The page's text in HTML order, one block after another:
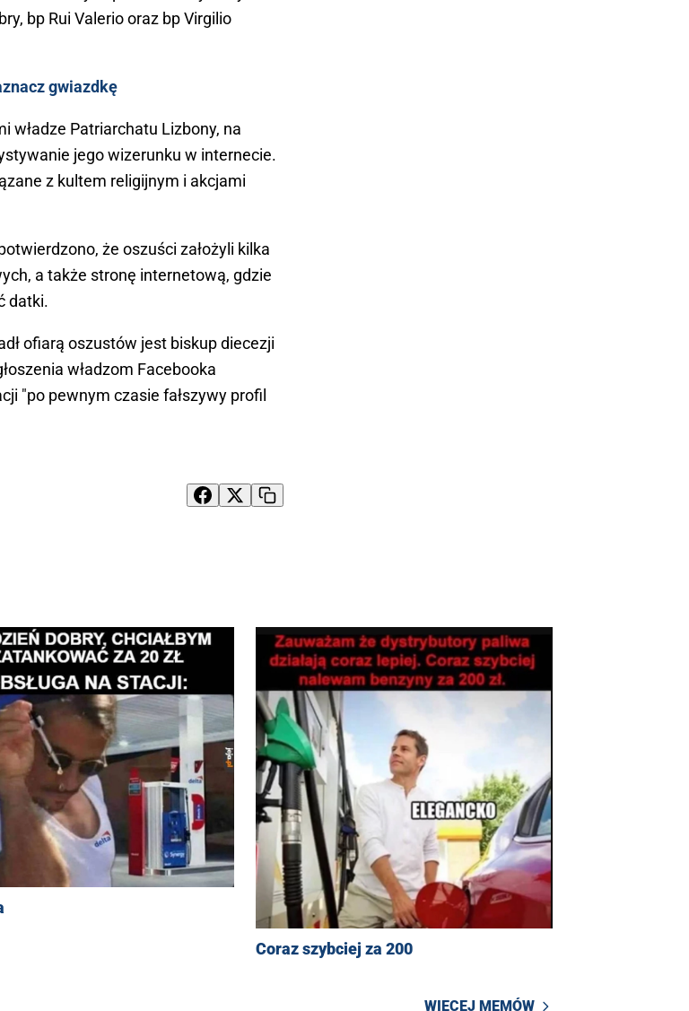
bp Rui Valerio oraz bp Virgilio
gwiazdkę
władze Patriarchatu Lizbony, na
jego wizerunku w internecie.
z kultem religijnym i akcjami
że oszuści założyli kilka
a także stronę internetową, gdzie
datki.
ofiarą oszustów jest biskup diecezji
władzom Facebooka
"po pewnym czasie fałszywy profil
Coraz szybciej za 200
WIĘCEJ MEMÓW